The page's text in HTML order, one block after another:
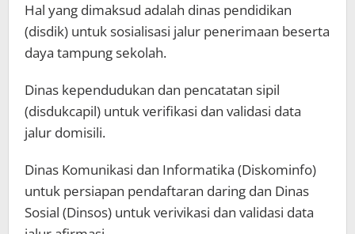
Hal yang dimaksud adalah dinas pendidikan
(disdik) untuk sosialisasi jalur penerimaan beserta
daya tampung sekolah.
Dinas kependudukan dan pencatatan sipil
(disdukcapil) untuk verifikasi dan validasi data
jalur domisili.
Dinas Komunikasi dan Informatika (Diskominfo)
untuk persiapan pendaftaran daring dan Dinas
Sosial (Dinsos) untuk verivikasi dan validasi data